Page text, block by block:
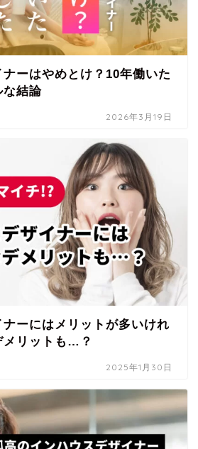
ーはやめとけ？10年働いた
な結論
2026年3月19日
ーにはメリットが多いけれ
メリットも…？
2025年1月30日